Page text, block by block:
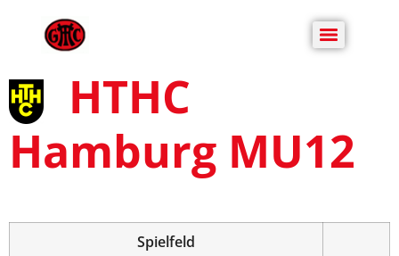
HTHC
Hamburg MU12
Spielfeld